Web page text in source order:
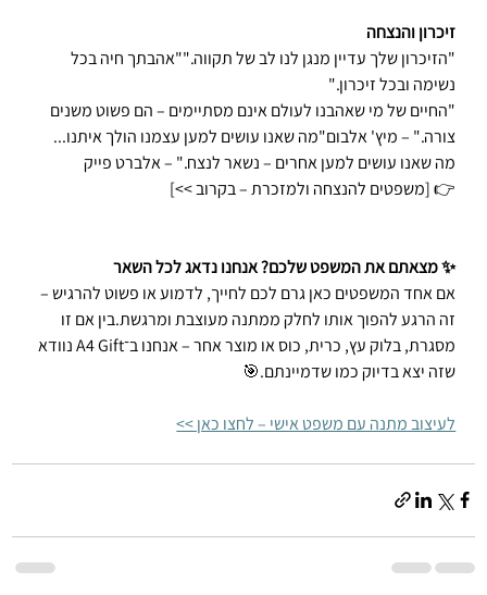
זיכרון והנצחה
"הזיכרון שלך עדיין מנגן לנו לב של תקווה.""אהבתך חיה בכל
נשימה ובכל זיכרון."
"החיים של מי שאהבנו לעולם אינם מסתיימים – הם פשוט משנים
צורה." – מיץ' אלבום"מה שאנו עושים למען עצמנו הולך איתנו...
מה שאנו עושים למען אחרים – נשאר לנצח." – אלברט פייק
👉 [משפטים להנצחה ולמזכרת – בקרוב >>]
✨ מצאתם את המשפט שלכם? אנחנו נדאג לכל השאר
אם אחד המשפטים כאן גרם לכם לחייך, לדמוע או פשוט להרגיש –
זה הרגע להפוך אותו לחלק ממתנה מעוצבת ומרגשת.בין אם זו
מסגרת, בלוק עץ, כרית, כוס או מוצר אחר – אנחנו ב־A4 Gift נוודא
שזה יצא בדיוק כמו שדמיינתם.🎯
לעיצוב מתנה עם משפט אישי – לחצו כאן >>